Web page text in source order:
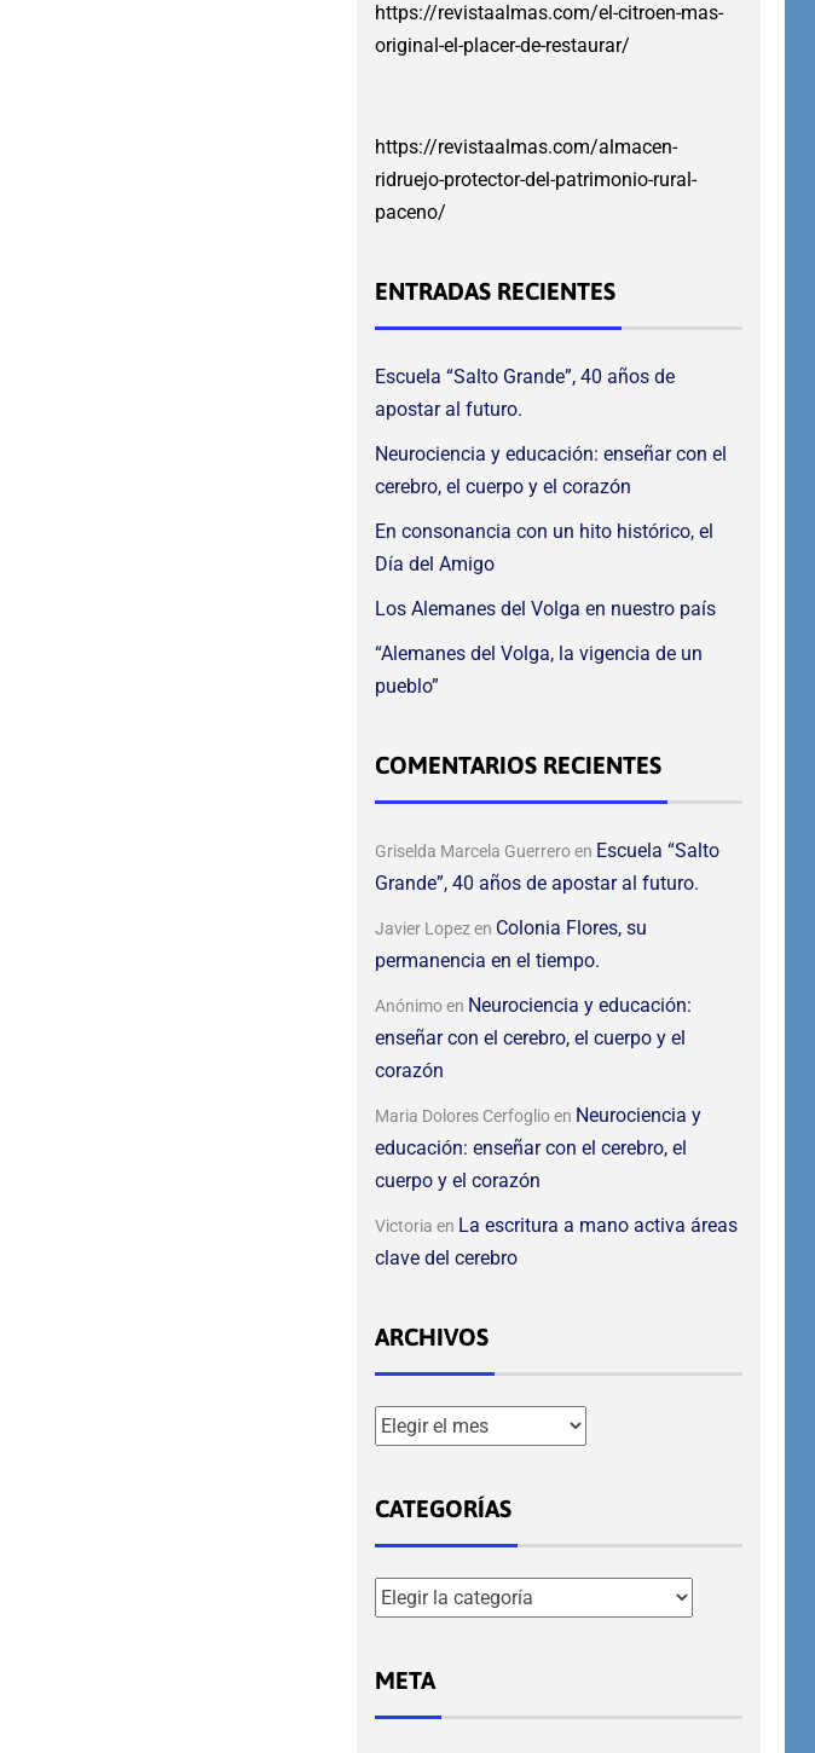
https://revistaalmas.com/el-citroen-mas-
original-el-placer-de-restaurar/
https://revistaalmas.com/almacen-
ridruejo-protector-del-patrimonio-rural-
paceno/
ENTRADAS RECIENTES
Escuela “Salto Grande”, 40 años de
apostar al futuro.
Neurociencia y educación: enseñar con el
cerebro, el cuerpo y el corazón
En consonancia con un hito histórico, el
Día del Amigo
Los Alemanes del Volga en nuestro país
“Alemanes del Volga, la vigencia de un
pueblo”
COMENTARIOS RECIENTES
Griselda Marcela Guerreroen Escuela “Salto
Grande”, 40 años de apostar al futuro.
Javier Lopezen Colonia Flores, su
permanencia en el tiempo.
Anónimoen Neurociencia y educación:
enseñar con el cerebro, el cuerpo y el
corazón
Maria Dolores Cerfoglioen Neurociencia y
educación: enseñar con el cerebro, el
cuerpo y el corazón
Victoria en La escritura a mano activa áreas
clave del cerebro
ARCHIVOS
CATEGORÍAS
META